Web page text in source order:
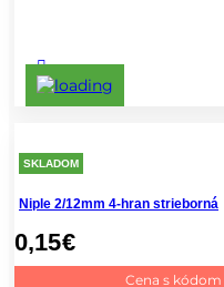
SKLADOM
Niple 2/12mm 4-hran strieborná
0,15€
Cena s kódom